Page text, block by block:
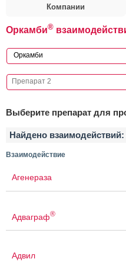
Компании
Оркамби®
Выберите препарат для
Найдено взаимодействий:
Взаимодействие
Агенераза
Адваграф®
Адвил